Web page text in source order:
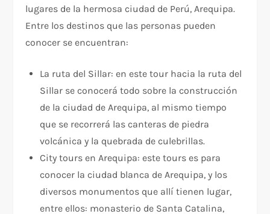
lugares de la hermosa ciudad de Perú, Arequipa.
Entre los destinos que las personas pueden
conocer se encuentran:
La ruta del Sillar: en este tour hacia la ruta del
Sillar se conocerá todo sobre la construcción
de la ciudad de Arequipa, al mismo tiempo
que se recorrerá las canteras de piedra
volcánica y la quebrada de culebrillas.
City tours en Arequipa: este tours es para
conocer la ciudad blanca de Arequipa, y los
diversos monumentos que allí tienen lugar,
entre ellos: monasterio de Santa Catalina,